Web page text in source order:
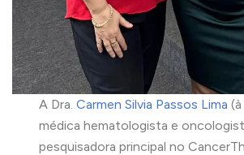
A Dra.Carmen Silvia Passos Lima
médica hematologista e
pesquisadora principal no